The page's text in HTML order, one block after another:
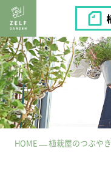
HOME 植栽屋のつぶやき